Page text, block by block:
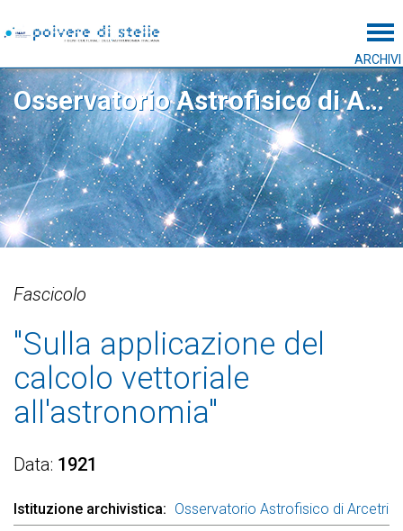
ARCHIVI
Osservatorio Astrofisico di Arcetri
Fascicolo
"Sulla applicazione del
calcolo vettoriale
all'astronomia"
Data 1921
Istituzione archivistica
Osservatorio Astrofisico di Arcetri